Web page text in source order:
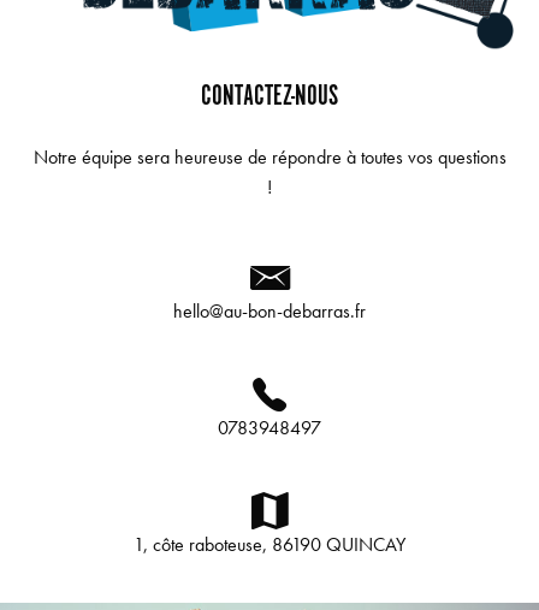
CONTACTEZ-NOUS
Notre équipe sera heureuse de répondre à toutes vos questions
!
hello@au-bon-debarras.fr
0783948497
1, côte raboteuse, 86190 QUINCAY